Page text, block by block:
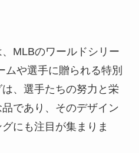
MLBのワールドシリー
ムや選手に贈られる特別
、選手たちの努力と栄
であり、そのデザイン
にも注目が集まりま